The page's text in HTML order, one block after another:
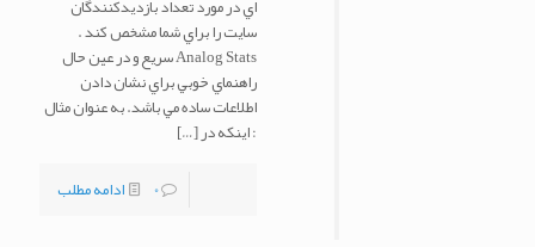
اي در مورد تعداد بازديدكنندگان
سايت را براي شما مشخص كند .
Analog Stats سريع و در عين حال
راهنماي خوبي براي نشان دادن
اطلاعات ساده مي باشد. به عنوان مثال
: اینکه در[…]
0
ادامه مطلب